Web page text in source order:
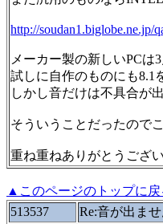
http://soudan1.biglobe.ne.jp/
メーカー製の新しいPCは
試しに自作のものにも8.1
しかし音だけは不具合が
そういうことだったので
重ね重ねありがとうござい
▲このページのトップに戻
513537
Re:音が出ま